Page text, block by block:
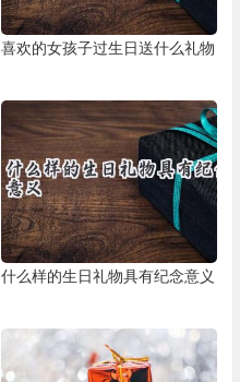
喜欢的女孩子过生日送什么礼物
什么样的生日礼物具有纪念意义